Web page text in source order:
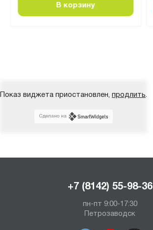
В корзину
Показ виджета приостановлен, продлить.
Сделано на
+7 (8142) 55-98-36
пн-пт 9:00-17:30
Петрозаводск